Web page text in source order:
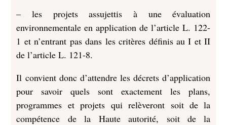
– les projets assujettis à une évaluation
environnementale en application de l’article L. 122-
1 et n’entrant pas dans les critères définis au I et II
de l’article L. 121-8.
Il convient donc d’attendre les décrets d’application
pour savoir quels sont exactement les plans,
programmes et projets qui relèveront soit de la
compétence de la Haute autorité, soit de la